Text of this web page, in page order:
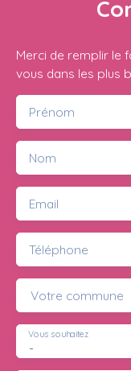
Merci de remplir le
vous dans les plus
Prénom
Nom
Email
Téléphone
Votre commune
-
Vous souhaitez